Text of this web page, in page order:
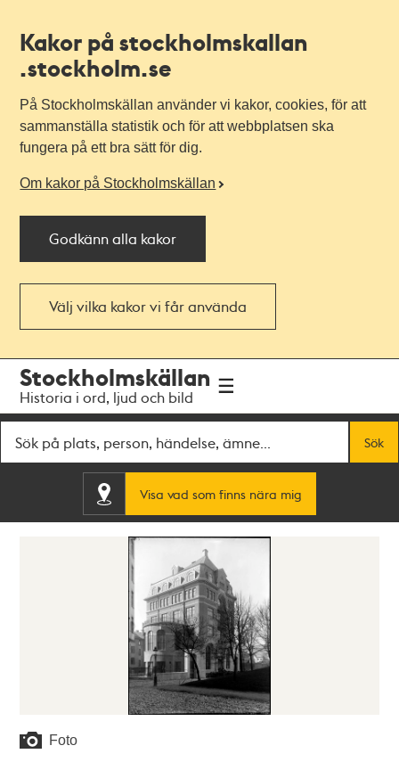
Kakor på stockholmskallan
.stockholm.se
På Stockholmskällan använder vi kakor, cookies, för att
sammanställa statistik och för att webbplatsen ska
fungera på ett bra sätt för dig.
Om kakor på Stockholmskällan
Godkänn alla kakor
Välj vilka kakor vi får använda
navigationen
huvudinnehållet
Stockholmskällan
Historia i ord, ljud och bild
Sök
Visa vad som finns nära mig
Foto